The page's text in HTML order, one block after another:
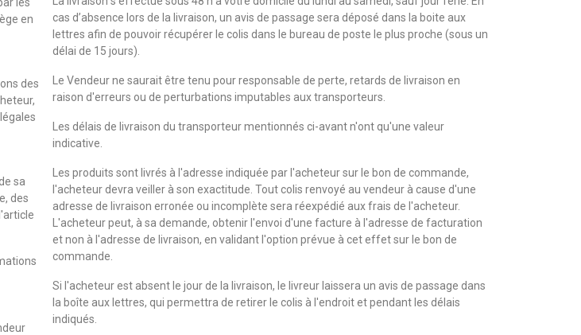
en
des
sa
des
cas d’absence lors de la livraison, un avis de passage sera déposé dans la boite aux
lettres afin de pouvoir récupérer le colis dans le bureau de poste le plus proche (sous un
délai de 15 jours).
Le Vendeur ne saurait être tenu pour responsable de perte, retards de livraison en
raison d'erreurs ou de perturbations imputables aux transporteurs.
Les délais de livraison du transporteur mentionnés ci-avant n'ont qu'une valeur
indicative.
Les produits sont livrés à l'adresse indiquée par l'acheteur sur le bon de commande,
l'acheteur devra veiller à son exactitude. Tout colis renvoyé au vendeur à cause d'une
adresse de livraison erronée ou incomplète sera réexpédié aux frais de l'acheteur.
L'acheteur peut, à sa demande, obtenir l'envoi d'une facture à l'adresse de facturation
et non à l'adresse de livraison, en validant l'option prévue à cet effet sur le bon de
commande.
Si l'acheteur est absent le jour de la livraison, le livreur laissera un avis de passage dans
la boîte aux lettres, qui permettra de retirer le colis à l'endroit et pendant les délais
indiqués.